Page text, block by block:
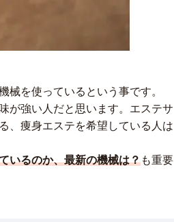
械を使っているという事です。
が強い人だと思います。エステサ
、痩身エステを希望している人は
いるのか、最新の機械は？も重要